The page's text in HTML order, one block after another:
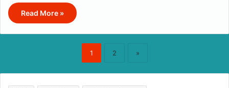
Read More »
1 2 »